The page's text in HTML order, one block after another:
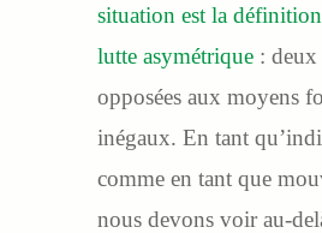
situation est la
lutte asymétrique: deux
opposées aux moyens
inégaux. En tant
comme en tant que
nous devons voir au-